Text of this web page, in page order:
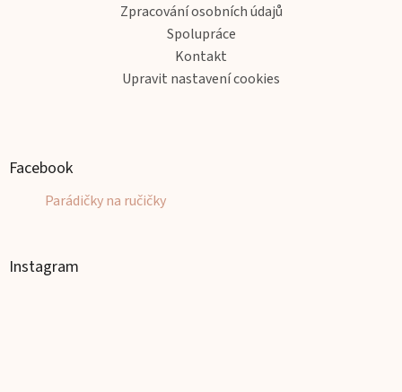
Zpracování osobních údajů
Spolupráce
Kontakt
Upravit nastavení cookies
Facebook
Parádičky na ručičky
Instagram